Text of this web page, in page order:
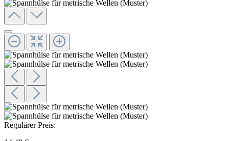
Regulärer Preis: